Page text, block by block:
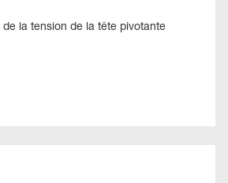
la tension de la tête pivotante